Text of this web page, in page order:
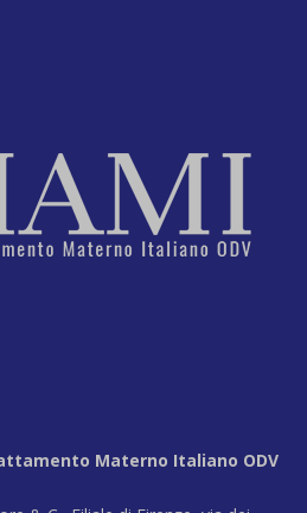
Materno Italiano ODV